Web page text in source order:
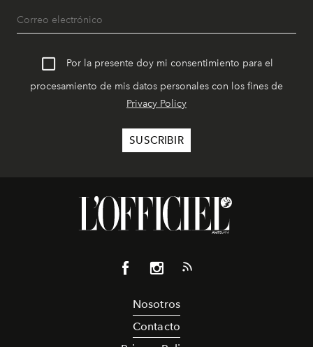
Por la presente doy mi consentimiento para el
procesamiento de mis datos personales con los fines de
Privacy Policy
Nosotros
Contacto